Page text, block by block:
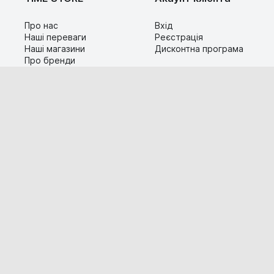
Про нас
Наші переваги
Наші магазини
Про бренди
Вхід
Реєстрація
Дисконтна програма